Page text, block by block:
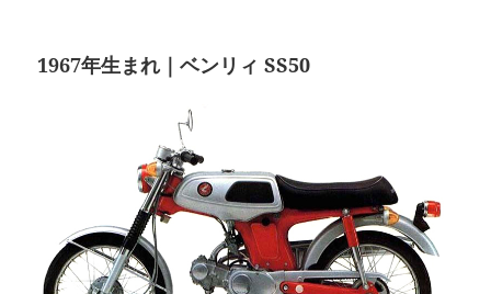
1967年生まれ｜ベンリィ SS50